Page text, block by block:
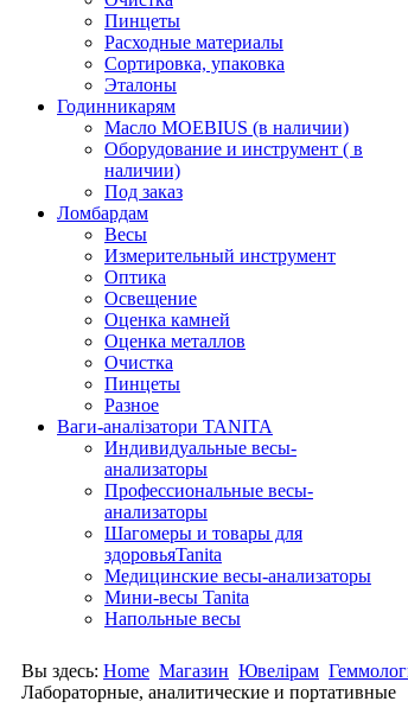
Пинцеты
Расходные материалы
Сортировка, упаковка
Эталоны
Годинникарям
Масло MOEBIUS (в наличии)
Оборудование и инструмент ( в
наличии)
Под заказ
Ломбардам
Весы
Измерительный инструмент
Оптика
Освещение
Оценка камней
Оценка металлов
Очистка
Пинцеты
Разное
Ваги-аналізатори TANITA
Индивидуальные весы-
анализаторы
Профессиональные весы-
анализаторы
Шагомеры и товары для
здоровьяTanita
Медицинские весы-анализаторы
Мини-весы Tanita
Напольные весы
Вы здесь: Home Магазин Ювелірам
Лабораторные, аналитические и портативные